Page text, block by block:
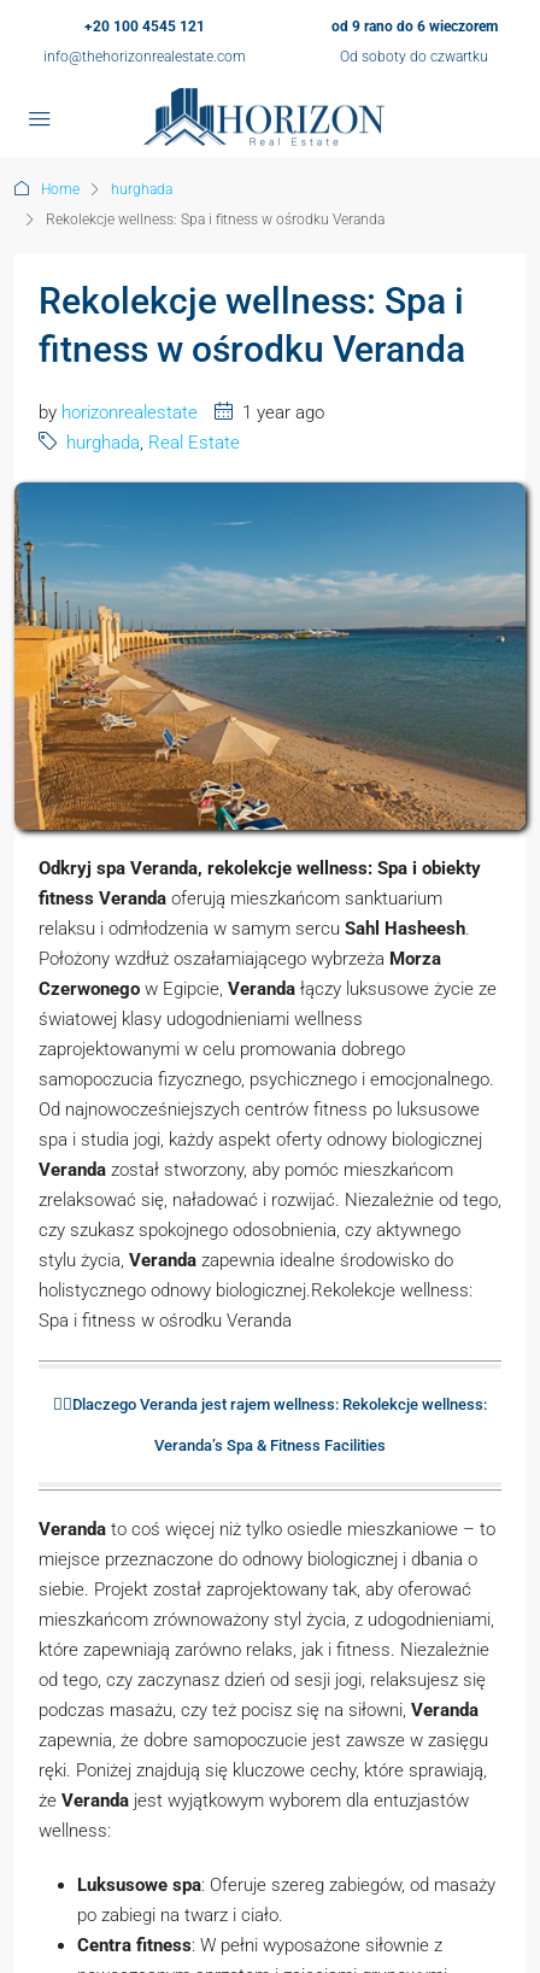
+20 100 4545 121
info@thehorizonrealestate.com
od 9 rano do 6 wieczorem
Od soboty do czwartku
Home
hurghada
Rekolekcje wellness: Spa i fitness w ośrodku Veranda
Rekolekcje wellness: Spa i
fitness w ośrodku Veranda
by horizonrealestate
1 year ago
hurghada, Real Estate
Odkryj spa Veranda, rekolekcje wellness: Spa i obiekty
fitness Veranda oferują mieszkańcom sanktuarium
relaksu i odmłodzenia w samym sercu Sahl Hasheesh.
Położony wzdłuż oszałamiającego wybrzeża Morza
Czerwonego w Egipcie, Veranda łączy luksusowe życie ze
światowej klasy udogodnieniami wellness
zaprojektowanymi w celu promowania dobrego
samopoczucia fizycznego, psychicznego i emocjonalnego.
Od najnowocześniejszych centrów fitness po luksusowe
spa i studia jogi, każdy aspekt oferty odnowy biologicznej
Veranda został stworzony, aby pomóc mieszkańcom
zrelaksować się, naładować i rozwijać. Niezależnie od tego,
czy szukasz spokojnego odosobnienia, czy aktywnego
stylu życia, Veranda zapewnia idealne środowisko do
holistycznego odnowy biologicznej.Rekolekcje wellness:
Spa i fitness w ośrodku Veranda
🧘‍♀️Dlaczego Veranda jest rajem wellness: Rekolekcje wellness:
Veranda’s Spa & Fitness Facilities
Veranda to coś więcej niż tylko osiedle mieszkaniowe – to
miejsce przeznaczone do odnowy biologicznej i dbania o
siebie. Projekt został zaprojektowany tak, aby oferować
mieszkańcom zrównoważony styl życia, z udogodnieniami,
które zapewniają zarówno relaks, jak i fitness. Niezależnie
od tego, czy zaczynasz dzień od sesji jogi, relaksujesz się
podczas masażu, czy też pocisz się na siłowni, Veranda
zapewnia, że dobre samopoczucie jest zawsze w zasięgu
ręki. Poniżej znajdują się kluczowe cechy, które sprawiają,
że Veranda jest wyjątkowym wyborem dla entuzjastów
wellness:
Luksusowe spa: Oferuje szereg zabiegów, od masaży
po zabiegi na twarz i ciało.
Centra fitness: W pełni wyposażone siłownie z